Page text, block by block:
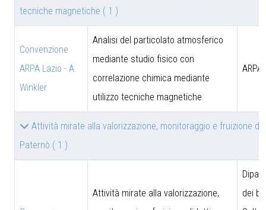
tecniche magnetiche ( 1 )
Convenzione
ARPA Lazio - A.
Winkler
Analisi del particolato atmosferico
mediante studio fisico con
correlazione chimica mediante
utilizzo tecniche magnetiche
ARPA
Attività mirate alla valorizzazione, monitoraggio e fruizione
Paternò ( 1 )
Attività mirate alla valorizzazione,
dei